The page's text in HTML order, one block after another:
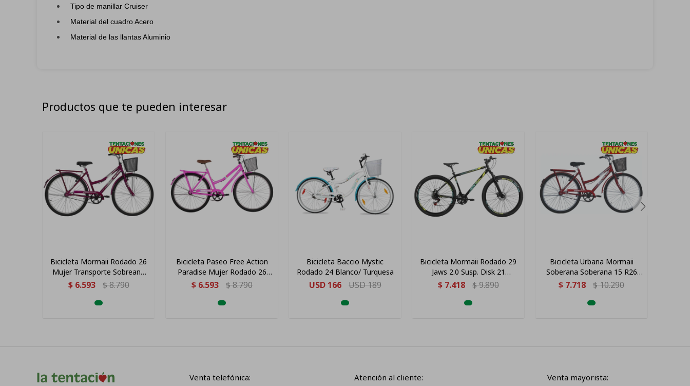
Tipo de manillar Cruiser
Material del cuadro Acero
Material de las llantas Aluminio
Productos que te pueden interesar
Bicicleta Mormaii Rodado 26
Mujer Transporte Sobreana
Con Canasto Violeta
$ 6.593 $8.790
Bicicleta Paseo Free Action
Paradise Mujer Rodado 26
Rosa 21 "
$ 6.593 $8.790
Bicicleta Baccio Mystic
Rodado 24 Blanco/ Turquesa
USD 166 USD189
Bicicleta Mormaii Rodado 29
Jaws 2.0 Susp. Disk 21
Velocidades Negra Con Verde
Y Azul
$ 7.418 $9.890
Bicicleta Urbana Mormaii
Soberana Soberana 15 R26
Para Mujer, Tamaño 26
Pulgadas
$ 7.718 $10.290
Venta telefónica: Atención al cliente: Venta mayorista: